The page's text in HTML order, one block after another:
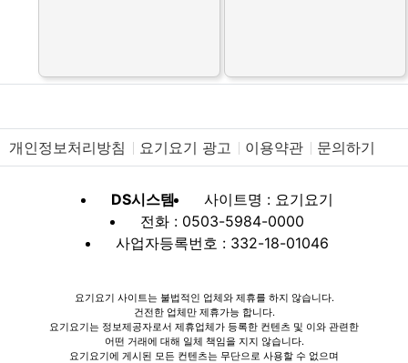
개인정보처리방침 요기요기 광고 이용약관 문의하기
DS시스템
사이트명 : 요기요기
전화 : 0503-5984-0000
사업자등록번호 : 332-18-01046
요기요기 사이트는 불법적인 업체와 제휴를 하지 않습니다.
건전한 업체만 제휴가능 합니다.
요기요기는 정보제공자로서 제휴업체가 등록한 컨텐츠 및 이와 관련한
어떤 거래에 대해 일체 책임을 지지 않습니다.
요기요기에 게시된 모든 컨텐츠는 무단으로 사용할 수 없으며